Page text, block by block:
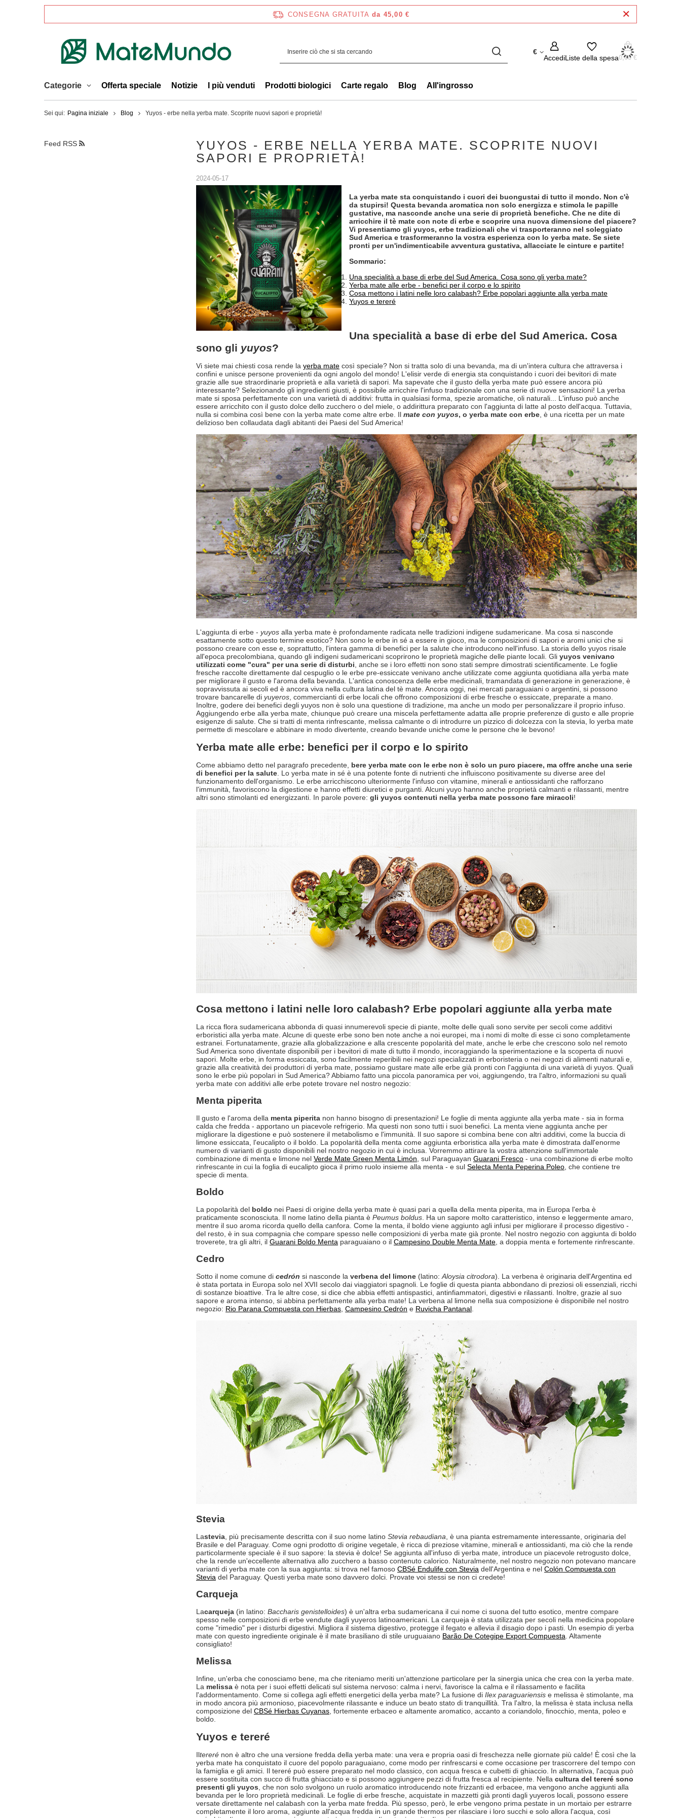
CONSEGNA GRATUITA da 45,00 €
€
AccediListe della spesa0,00 €
Categorie Offerta speciale Notizie I più venduti Prodotti biologici Carte regalo Blog All'ingrosso
Sei qui: Pagina iniziale Blog Yuyos - erbe nella yerba mate. Scoprite nuovi sapori e proprietà!
Feed RSS
YUYOS - ERBE NELLA YERBA MATE. SCOPRITE NUOVI
SAPORI E PROPRIETÀ!
2024-05-17
La yerba mate sta conquistando i cuori dei buongustai di tutto il mondo. Non c'è
da stupirsi! Questa bevanda aromatica non solo energizza e stimola le papille
gustative, ma nasconde anche una serie di proprietà benefiche. Che ne dite di
arricchire il tè mate con note di erbe e scoprire una nuova dimensione del piacere?
Vi presentiamo gli yuyos, erbe tradizionali che vi trasporteranno nel soleggiato
Sud America e trasformeranno la vostra esperienza con lo yerba mate. Se siete
pronti per un'indimenticabile avventura gustativa, allacciate le cinture e partite!
Sommario:
Una specialità a base di erbe del Sud America. Cosa sono gli yerba mate?
Yerba mate alle erbe - benefici per il corpo e lo spirito
Cosa mettono i latini nelle loro calabash? Erbe popolari aggiunte alla yerba mate
Yuyos e tereré
Una specialità a base di erbe del Sud America. Cosa
sono gli yuyos?
Vi siete mai chiesti cosa rende la yerba mate così speciale? Non si tratta solo di una bevanda, ma di un'intera cultura che attraversa i
confini e unisce persone provenienti da ogni angolo del mondo! L'elisir verde di energia sta conquistando i cuori dei bevitori di mate
grazie alle sue straordinarie proprietà e alla varietà di sapori. Ma sapevate che il gusto della yerba mate può essere ancora più
interessante? Selezionando gli ingredienti giusti, è possibile arricchire l'infuso tradizionale con una serie di nuove sensazioni! La yerba
mate si sposa perfettamente con una varietà di additivi: frutta in qualsiasi forma, spezie aromatiche, oli naturali... L'infuso può anche
essere arricchito con il gusto dolce dello zucchero o del miele, o addirittura preparato con l'aggiunta di latte al posto dell'acqua. Tuttavia,
nulla si combina così bene con la yerba mate come altre erbe. Il mate con yuyos, o yerba mate con erbe , è una ricetta per un mate
delizioso ben collaudata dagli abitanti dei Paesi del Sud America!
L'aggiunta di erbe - yuyos alla yerba mate è profondamente radicata nelle tradizioni indigene sudamericane. Ma cosa si nasconde
esattamente sotto questo termine esotico? Non sono le erbe in sé a essere in gioco, ma le composizioni di sapori e aromi unici che si
possono creare con esse e, soprattutto, l'intera gamma di benefici per la salute che introducono nell'infuso. La storia dello yuyos risale
all'epoca precolombiana, quando gli indigeni sudamericani scoprirono le proprietà magiche delle piante locali. Gli yuyos venivano
utilizzati come "cura" per una serie di disturbi , anche se i loro effetti non sono stati sempre dimostrati scientificamente. Le foglie
fresche raccolte direttamente dal cespuglio o le erbe pre-essiccate venivano anche utilizzate come aggiunta quotidiana alla yerba mate
per migliorare il gusto e l'aroma della bevanda. L'antica conoscenza delle erbe medicinali, tramandata di generazione in generazione, è
sopravvissuta ai secoli ed è ancora viva nella cultura latina del tè mate. Ancora oggi, nei mercati paraguaiani o argentini, si possono
trovare bancarelle di yuyeros , commercianti di erbe locali che offrono composizioni di erbe fresche o essiccate, preparate a mano.
Inoltre, godere dei benefici degli yuyos non è solo una questione di tradizione, ma anche un modo per personalizzare il proprio infuso.
Aggiungendo erbe alla yerba mate, chiunque può creare una miscela perfettamente adatta alle proprie preferenze di gusto e alle proprie
esigenze di salute. Che si tratti di menta rinfrescante, melissa calmante o di introdurre un pizzico di dolcezza con la stevia, lo yerba mate
permette di mescolare e abbinare in modo divertente, creando bevande uniche come le persone che le bevono!
Yerba mate alle erbe: benefici per il corpo e lo spirito
Come abbiamo detto nel paragrafo precedente, bere yerba mate con le erbe non è solo un puro piacere, ma offre anche una serie
di benefici per la salute . Lo yerba mate in sé è una potente fonte di nutrienti che influiscono positivamente su diverse aree del
funzionamento dell'organismo. Le erbe arricchiscono ulteriormente l'infuso con vitamine, minerali e antiossidanti che rafforzano
l'immunità, favoriscono la digestione e hanno effetti diuretici e purganti. Alcuni yuyo hanno anche proprietà calmanti e rilassanti, mentre
altri sono stimolanti ed energizzanti. In parole povere: gli yuyos contenuti nella yerba mate possono fare miracoli!
Cosa mettono i latini nelle loro calabash? Erbe popolari aggiunte alla yerba mate
La ricca flora sudamericana abbonda di quasi innumerevoli specie di piante, molte delle quali sono servite per secoli come additivi
erboristici alla yerba mate. Alcune di queste erbe sono ben note anche a noi europei, ma i nomi di molte di esse ci sono completamente
estranei. Fortunatamente, grazie alla globalizzazione e alla crescente popolarità del mate, anche le erbe che crescono solo nel remoto
Sud America sono diventate disponibili per i bevitori di mate di tutto il mondo, incoraggiando la sperimentazione e la scoperta di nuovi
sapori. Molte erbe, in forma essiccata, sono facilmente reperibili nei negozi specializzati in erboristeria o nei negozi di alimenti naturali e,
grazie alla creatività dei produttori di yerba mate, possiamo gustare mate alle erbe già pronti con l'aggiunta di una varietà di yuyos. Quali
sono le erbe più popolari in Sud America? Abbiamo fatto una piccola panoramica per voi, aggiungendo, tra l'altro, informazioni su quali
yerba mate con additivi alle erbe potete trovare nel nostro negozio:
Menta piperita
Il gusto e l'aroma della menta piperita non hanno bisogno di presentazioni! Le foglie di menta aggiunte alla yerba mate - sia in forma
calda che fredda - apportano un piacevole refrigerio. Ma questi non sono tutti i suoi benefici. La menta viene aggiunta anche per
migliorare la digestione e può sostenere il metabolismo e l'immunità. Il suo sapore si combina bene con altri additivi, come la buccia di
limone essiccata, l'eucalipto o il boldo. La popolarità della menta come aggiunta erboristica alla yerba mate è dimostrata dall'enorme
numero di varianti di gusto disponibili nel nostro negozio in cui è inclusa. Vorremmo attirare la vostra attenzione sull'immortale
combinazione di menta e limone nel Verde Mate Green Menta Limón , sul Paraguayan Guarani Fresco - una combinazione di erbe molto
rinfrescante in cui la foglia di eucalipto gioca il primo ruolo insieme alla menta - e sul Selecta Menta Peperina Poleo , che contiene tre
specie di menta.
Boldo
La popolarità del boldo nei Paesi di origine della yerba mate è quasi pari a quella della menta piperita, ma in Europa l'erba è
praticamente sconosciuta. Il nome latino della pianta è Peumus boldus . Ha un sapore molto caratteristico, intenso e leggermente amaro,
mentre il suo aroma ricorda quello della canfora. Come la menta, il boldo viene aggiunto agli infusi per migliorare il processo digestivo -
del resto, è in sua compagnia che compare spesso nelle composizioni di yerba mate già pronte. Nel nostro negozio con aggiunta di boldo
troverete, tra gli altri, il Guarani Boldo Menta paraguaiano o il Campesino Double Menta Mate , a doppia menta e fortemente rinfrescante.
Cedro
Sotto il nome comune di cedrón si nasconde la verbena del limone (latino: Aloysia citrodora). La verbena è originaria dell'Argentina ed
è stata portata in Europa solo nel XVII secolo dai viaggiatori spagnoli. Le foglie di questa pianta abbondano di preziosi oli essenziali, ricchi
di sostanze bioattive. Tra le altre cose, si dice che abbia effetti antispastici, antinfiammatori, digestivi e rilassanti. Inoltre, grazie al suo
sapore e aroma intenso, si abbina perfettamente alla yerba mate! La verbena al limone nella sua composizione è disponibile nel nostro
negozio: Rio Parana Compuesta con Hierbas Campesino Cedrón e Ruvicha Pantanal
Stevia
Lastevia, più precisamente descritta con il suo nome latino Stevia rebaudiana, è una pianta estremamente interessante, originaria del
Brasile e del Paraguay. Come ogni prodotto di origine vegetale, è ricca di preziose vitamine, minerali e antiossidanti, ma ciò che la rende
particolarmente speciale è il suo sapore: la stevia è dolce! Se aggiunta all'infuso di yerba mate, introduce un piacevole retrogusto dolce,
che la rende un'eccellente alternativa allo zucchero a basso contenuto calorico. Naturalmente, nel nostro negozio non potevano mancare
varianti di yerba mate con la sua aggiunta: si trova nel famoso CBSé Endulife con Stevia dell'Argentina e nel Colón Compuesta con
Stevia del Paraguay. Questi yerba mate sono davvero dolci. Provate voi stessi se non ci credete!
Carqueja
Lacarqueja (in latino: Baccharis genistelloides) è un'altra erba sudamericana il cui nome ci suona del tutto esotico, mentre compare
spesso nelle composizioni di erbe vendute dagli yuyeros latinoamericani. La carqueja è stata utilizzata per secoli nella medicina popolare
come "rimedio" per i disturbi digestivi. Migliora il sistema digestivo, protegge il fegato e allevia il disagio dopo i pasti. Un esempio di yerba
mate con questo ingrediente originale è il mate brasiliano di stile uruguaiano Barão De Cotegipe Export Compuesta. Altamente
consigliato!
Melissa
Infine, un'erba che conosciamo bene, ma che riteniamo meriti un'attenzione particolare per la sinergia unica che crea con la yerba mate.
La melissa è nota per i suoi effetti delicati sul sistema nervoso: calma i nervi, favorisce la calma e il rilassamento e facilita
l'addormentamento. Come si collega agli effetti energetici della yerba mate? La fusione di Ilex paraguariensis e melissa è stimolante, ma
in modo ancora più armonioso, piacevolmente rilassante e induce un beato stato di tranquillità. Tra l'altro, la melissa è stata inclusa nella
composizione del CBSé Hierbas Cuyanas, fortemente erbaceo e altamente aromatico, accanto a coriandolo, finocchio, menta, poleo e
boldo.
Yuyos e tereré
Iltereré non è altro che una versione fredda della yerba mate: una vera e propria oasi di freschezza nelle giornate più calde! È così che la
yerba mate ha conquistato il cuore del popolo paraguaiano, come modo per rinfrescarsi e come occasione per trascorrere del tempo con
la famiglia e gli amici. Il tereré può essere preparato nel modo classico, con acqua fresca e cubetti di ghiaccio. In alternativa, l'acqua può
essere sostituita con succo di frutta ghiacciato e si possono aggiungere pezzi di frutta fresca al recipiente. Nella cultura del tereré sono
presenti gli yuyos, che non solo svolgono un ruolo aromatico introducendo note frizzanti ed erbacee, ma vengono anche aggiunti alla
bevanda per le loro proprietà medicinali. Le foglie di erbe fresche, acquistate in mazzetti già pronti dagli yuyeros locali, possono essere
versate direttamente nel calabash con la yerba mate fredda. Più spesso, però, le erbe vengono prima pestate in un mortaio per estrarre
completamente il loro aroma, aggiunte all'acqua fredda in un grande thermos per rilasciare i loro succhi e solo allora l'acqua, così